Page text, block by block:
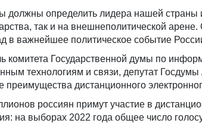
должны определить лидера нашей страны
так и на внешнеполитической
в важнейшее политическое событие
комитета Государственной думы по
технологиям и связи, депутат
преимущества дистанционного
россиян примут участие в
на выборах 2022 года общее число